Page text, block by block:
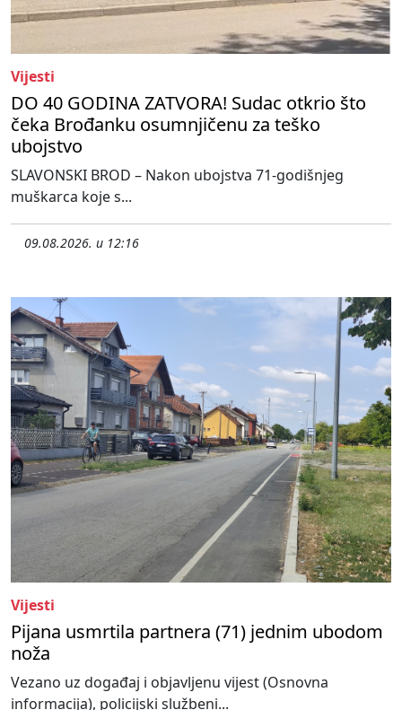
Vijesti
DO 40 GODINA ZATVORA! Sudac otkrio što
čeka Brođanku osumnjičenu za teško
ubojstvo
SLAVONSKI BROD – Nakon ubojstva 71-godišnjeg
muškarca koje s...
09.08.2026. u 12:16
Vijesti
Pijana usmrtila partnera (71) jednim ubodom
noža
Vezano uz događaj i objavljenu vijest (Osnovna
informacija), policijski službeni...